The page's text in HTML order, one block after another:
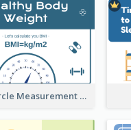
Semi-Circle Measurement Clipart